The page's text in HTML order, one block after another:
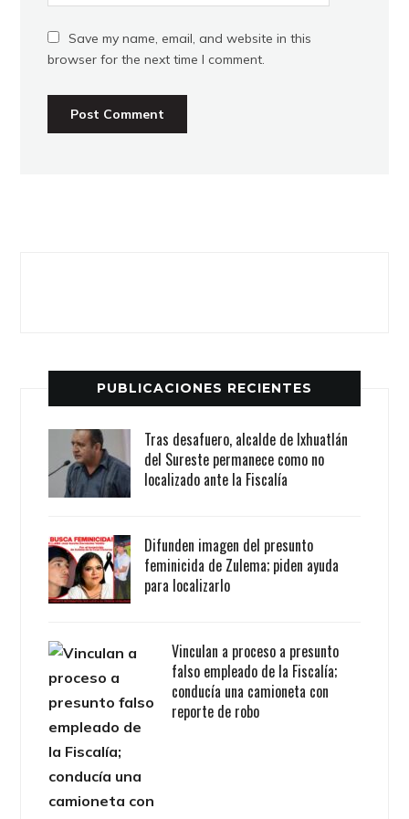
Save my name, email, and website in this
browser for the next time I comment.
PUBLICACIONES RECIENTES
Tras desafuero, alcalde de Ixhuatlán
del Sureste permanece como no
localizado ante la Fiscalía
Difunden imagen del presunto
feminicida de Zulema; piden ayuda
para localizarlo
Vinculan a proceso a presunto
falso empleado de la Fiscalía;
conducía una camioneta con
reporte de robo